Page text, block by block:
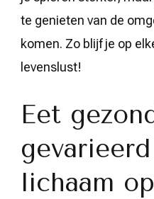
te genieten van de
komen. Zo blijf je op
levenslust!
Eet
lichaam